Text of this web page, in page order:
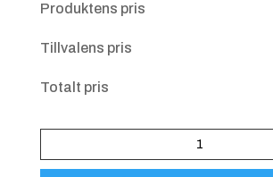
Produktens pris
Tillvalens pris
Totalt pris
korta